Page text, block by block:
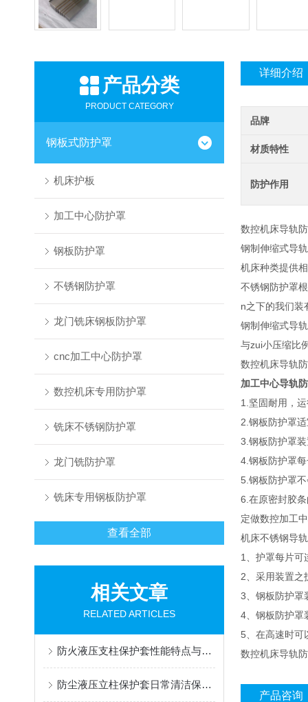
产品分类
PRODUCT CATEGORY
钢板式防护罩
机床护板
加工中心防护罩
钢板防护罩
不锈钢防护罩
龙门铣床钢板防护罩
cnc加工中心防护罩
数控机床专用防护罩
铣床不锈钢防护罩
龙门铣防护罩
铣床专用钢板防护罩
查看全部
相关文章
RELATED ARTICLES
防火液压支柱保护套性能特点与阻燃防护应用
防尘液压立柱保护套日常清洁保养与更换规范
详细介绍
品牌
材质特性
防护作用
数控机床导轨
钢制伸缩式导
机床种类提供
不锈钢防护罩
n之下的我们装
钢制伸缩式导
与zui小压缩比
数控机床导轨
加工中心导轨
1.坚固耐用，
2.钢板防护罩
3.钢板防护罩
4.钢板防护罩
5.钢板防护罩
6.在原密封胶
定做数控加工
机床不锈钢导
1、护罩每片可
2、采用装置之
3、钢板防护罩
4、钢板防护罩
5、在高速时可
数控机床导轨
产品咨询